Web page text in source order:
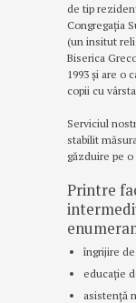
de tip
Congregația
(un insitut
Biserica
1993 și are o
copii cu
Serviciul
stabilit
găzduire pe
Printre
îngrijire
educație
asistență